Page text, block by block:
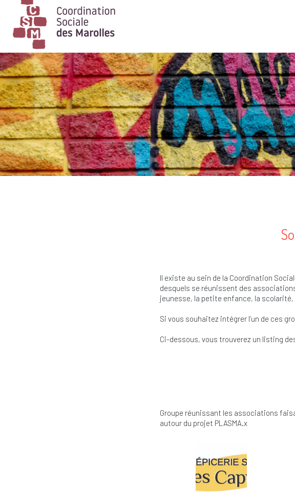
Main Navigation
Il existe au sein de la Coordination
desquels se réunissent des
jeunesse, la petite enfance, la
Si vous souhaitez intégrer l’un de ces
Ci-dessous, vous trouverez un listing
Groupe réunissant les associations
autour du projet PLASMA.x